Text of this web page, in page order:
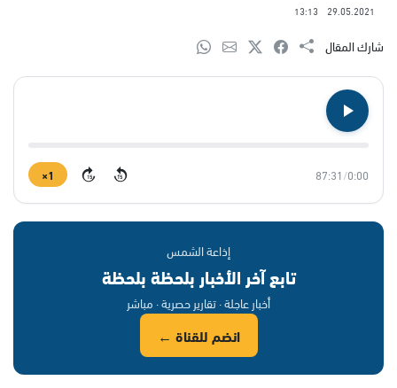
29.05.2021
13:13
شارك المقال
0:00
/
87:31
15
15
1×
إذاعة الشمس
تابع آخر الأخبار بلحظة بلحظة
أخبار عاجلة · تقارير حصرية · مباشر
انضم للقناة ←